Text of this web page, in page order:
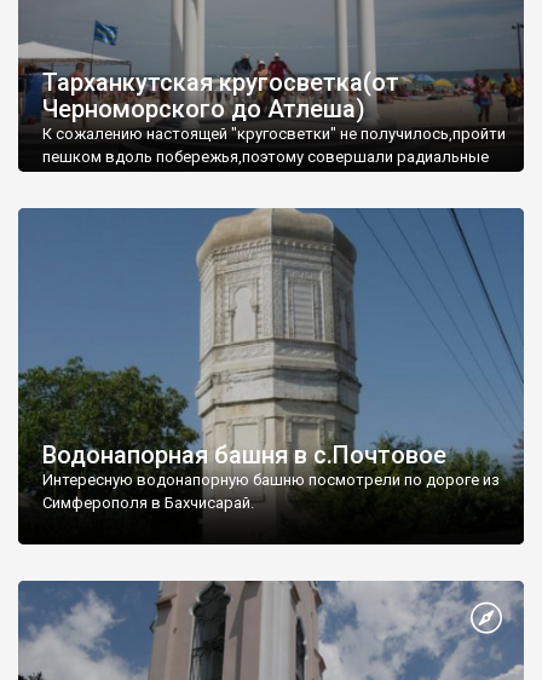
Тарханкутская кругосветка(от
Черноморского до Атлеша)
К сожалению настоящей "кругосветки" не получилось,пройти
пешком вдоль побережья,поэтому совершали радиальные
Водонапорная башня в с.Почтовое
Интересную водонапорную башню посмотрели по дороге из
Симферополя в Бахчисарай.